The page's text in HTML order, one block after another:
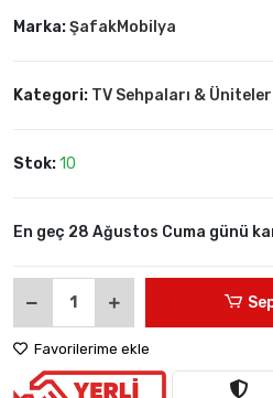
Marka:ŞafakMobilya
Kategori: TV Sehpaları &
Stok:10
En geç 28 Ağustos Cuma günü
Favorilerime ekle